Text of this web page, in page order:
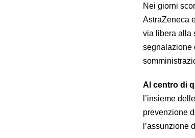
Nei giorni
AstraZeneca
via libera alla
segnalazione
Al centro di
l’insieme
prevenzione
l’assunzione